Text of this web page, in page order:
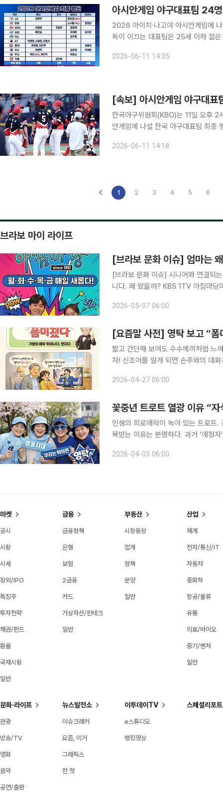
아시안게임 야구대표팀 24
2026 아이치·나고야 아시안게임에
독이 이끄는 대표팀은 25세 이하 젊
서울 중구 한국프레스센터에서 2026
2026-06-11 14:35
[속보] 아시안게임 야구대표
한국야구위원회(KBO)는 11일 오후
안게임에 나설 한국 야구대표팀 최종 명단을 발표했다. 이날 발표된
2026-06-11 14:18
1 2 3 4 5 6
브라보 마이 라이프
[브라보 문화 이슈] 엄마는
[브라보 문화 이슈] 시니어와 연결되
니다. 왜 떴을까? KBS 1TV 아침마당이 방송 35주년을 맞아 변화를 택했다. 변화하는 방송 환경과
는 시도다. 실제로 개편 이후 시청자들
2026-05-07 06:00
[요즘말 사전] 영탁 보고 “
짧고 간단해 보여도 수수께끼처럼 느
자! 신조어를 알게 되면 손주와의 대
가 있다. 그중 하나가 바로 “폼미쳤다
2026-04-27 06:00
꽃중년 트로트 열광 이유 “
인생의 희로애락이 녹아 있는 트로트
목받는 이유는 분명하다. 과거 ‘애청
영하는, 이른바 ‘덕질’의 주체가 된 꽃
2026-04-03 06:00
마켓
공시
시황
시세
장외/IPO
특징주
투자전략
채권/펀드
환율
국제시황
일반
금융
금융정책
은행
보험
2금융
카드
가상자산/핀테크
일반
부동산
시장동향
업계
정책
분양
일반
산업
재계
전자/통신/IT
자동차
중화학
항공/물류
유통
의료/바이오
중기/벤처
일반
문화·라이프
관광
방송/TV
영화
음악
공연/출판
뉴스발전소
이슈크래커
요즘, 이거
그래픽스
한 컷
이투데이TV
e스튜디오
랭킹영상
스페셜리포트